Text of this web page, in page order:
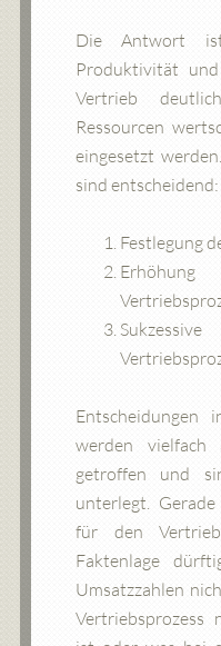
Die Antwort
Produktivität
Vertrieb
Ressourcen
eingesetzt
sind entscheidend:
Festlegung
Entscheidungen
werden vielfach
getroffen und
unterlegt.
für den
Faktenlage
Umsatzzahlen
Vertriebsprozess